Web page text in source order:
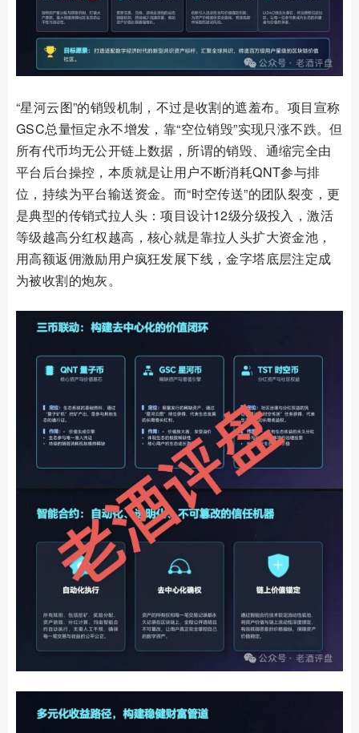
“星河云图”的销毁机制，不过是收割的遮羞布。项目宣称
GSC总量恒定永不增发，靠“空位销毁”实现只涨不跌。但
所有代币均无公开链上数据，所谓的销毁、通缩完全由
平台后台操控，本质就是让用户不断消耗QNT参与排
位，持续为平台输送资金。而“时空传送”的团队裂变，更
是典型的传销式拉人头：项目设计12级分级投入，激活
等级越高分红权越高，核心就是靠拉人头扩大资金池，
用高额返佣激励用户疯狂发展下线，金字塔底层注定成
为被收割的炮灰。